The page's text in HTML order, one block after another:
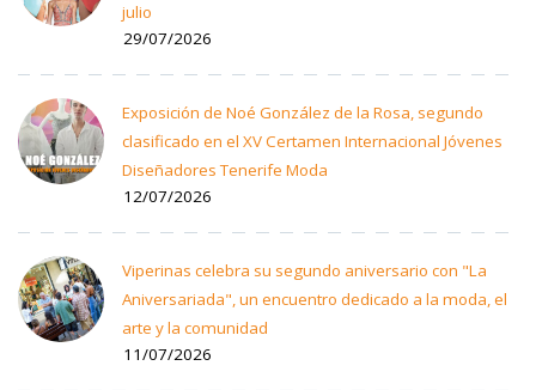
julio
29/07/2026
Exposición de Noé González de la Rosa, segundo
clasificado en el XV Certamen Internacional Jóvenes
Diseñadores Tenerife Moda
12/07/2026
Viperinas celebra su segundo aniversario con "La
Aniversariada", un encuentro dedicado a la moda, el
arte y la comunidad
11/07/2026